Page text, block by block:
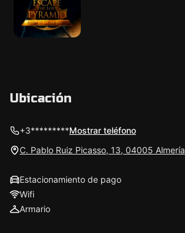
Ubicación
+3*********Mostrar teléfono
C. Pablo Ruiz Picasso, 13, 04005
Estacionamiento de pago
Wifi
Armario